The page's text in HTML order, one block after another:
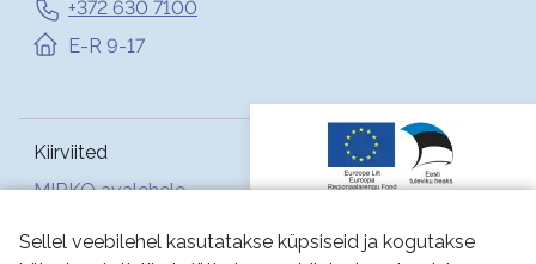
Sellel veebilehel kasutatakse küpsiseid ja kogutakse
+372 630 7100
E-R 9-17
Kiirviited
MIRKO avalehele
Abi